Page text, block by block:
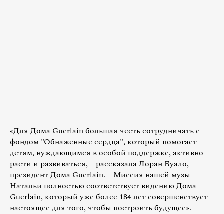
«Для Дома Guerlain большая честь сотрудничать с
фондом "Обнаженные сердца", который помогает
детям, нуждающимся в особой поддержке, активно
расти и развиваться, – рассказала Лоран Буало,
президент Дома Guerlain. – Миссия нашей музы
Натальи полностью соответствует видению Дома
Guerlain, который уже более 184 лет совершенствует
настоящее для того, чтобы построить будущее».